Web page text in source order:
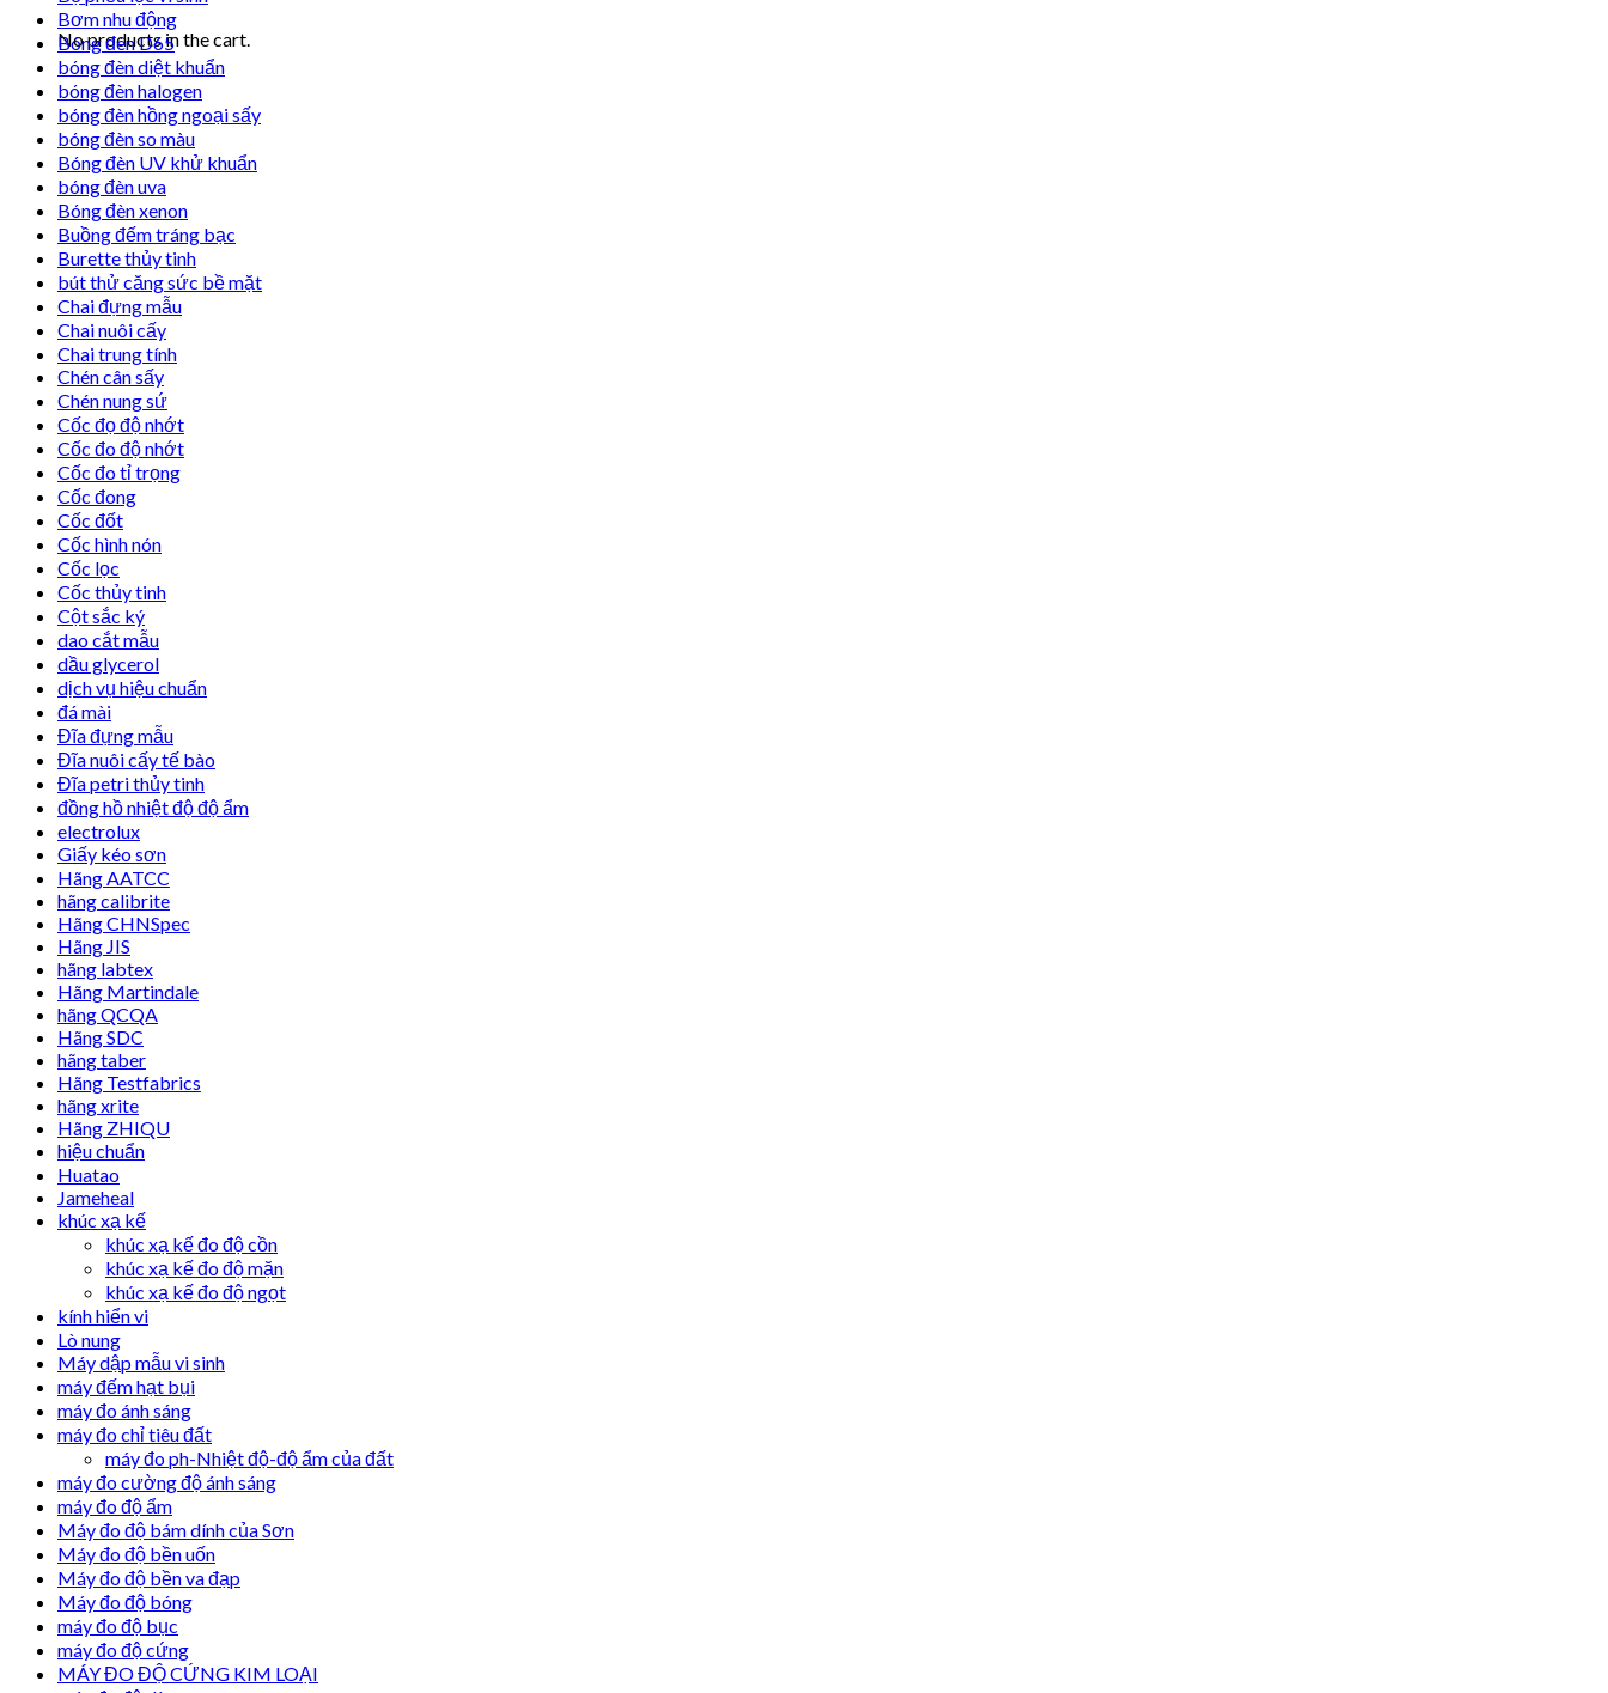
No products in the cart.
Bơm nhu động
Bóng đèn D65
bóng đèn diệt khuẩn
bóng đèn halogen
bóng đèn hồng ngoại sấy
bóng đèn so màu
Bóng đèn UV khử khuẩn
bóng đèn uva
Bóng đèn xenon
Buồng đếm tráng bạc
Burette thủy tinh
bút thử căng sức bề mặt
Chai đựng mẫu
Chai nuôi cấy
Chai trung tính
Chén cân sấy
Chén nung sứ
Cốc đọ độ nhớt
Cốc đo độ nhớt
Cốc đo tỉ trọng
Cốc đong
Cốc đốt
Cốc hình nón
Cốc lọc
Cốc thủy tinh
Cột sắc ký
dao cắt mẫu
dầu glycerol
dịch vụ hiệu chuẩn
đá mài
Đĩa đựng mẫu
Đĩa nuôi cấy tế bào
Đĩa petri thủy tinh
đồng hồ nhiệt độ độ ẩm
electrolux
Giấy kéo sơn
Hãng AATCC
hãng calibrite
Hãng CHNSpec
Hãng JIS
hãng labtex
Hãng Martindale
hãng QCQA
Hãng SDC
hãng taber
Hãng Testfabrics
hãng xrite
Hãng ZHIQU
hiệu chuẩn
Huatao
Jameheal
khúc xạ kế
khúc xạ kế đo độ cồn
khúc xạ kế đo độ mặn
khúc xạ kế đo độ ngọt
kính hiển vi
Lò nung
Máy dập mẫu vi sinh
máy đếm hạt bụi
máy đo ánh sáng
máy đo chỉ tiêu đất
máy đo ph-Nhiệt độ-độ ẩm của đất
máy đo cường độ ánh sáng
máy đo độ ẩm
Máy đo độ bám dính của Sơn
Máy đo độ bền uốn
Máy đo độ bền va đạp
Máy đo độ bóng
máy đo độ bục
máy đo độ cứng
MÁY ĐO ĐỘ CỨNG KIM LOẠI